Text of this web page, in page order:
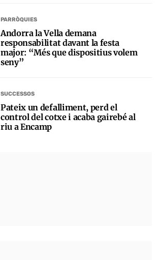
PARRÒQUIES
Andorra la Vella demana
responsabilitat davant la festa
major: “Més que dispositius volem
seny”
SUCCESSOS
Pateix un defalliment, perd el
control del cotxe i acaba gairebé al
riu a Encamp